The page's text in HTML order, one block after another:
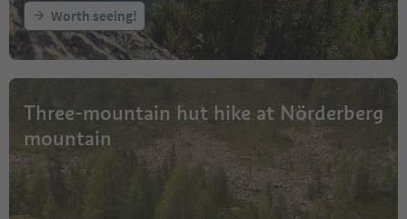
Worth seeing!
Three-mountain hut hike at Nörderberg
mountain